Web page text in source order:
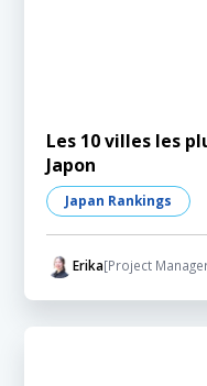
Les 10 villes les
Japon
Japan Rankings
Erika[Project